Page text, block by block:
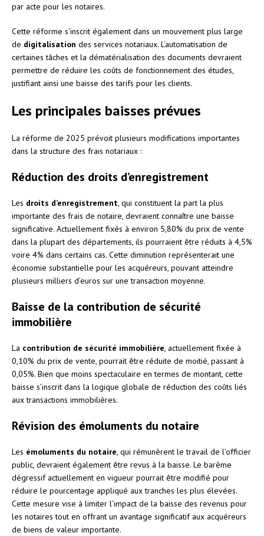
par acte pour les notaires.
Cette réforme s’inscrit également dans un mouvement plus large
de digitalisation des services notariaux. L’automatisation de
certaines tâches et la dématérialisation des documents devraient
permettre de réduire les coûts de fonctionnement des études,
justifiant ainsi une baisse des tarifs pour les clients.
Les principales baisses prévues
La réforme de 2025 prévoit plusieurs modifications importantes
dans la structure des frais notariaux :
Réduction des droits d’enregistrement
Les droits d’enregistrement , qui constituent la part la plus
importante des frais de notaire, devraient connaître une baisse
significative. Actuellement fixés à environ 5,80% du prix de vente
dans la plupart des départements, ils pourraient être réduits à 4,5%
voire 4% dans certains cas. Cette diminution représenterait une
économie substantielle pour les acquéreurs, pouvant atteindre
plusieurs milliers d’euros sur une transaction moyenne.
Baisse de la contribution de sécurité
immobilière
La contribution de sécurité immobilière , actuellement fixée à
0,10% du prix de vente, pourrait être réduite de moitié, passant à
0,05%. Bien que moins spectaculaire en termes de montant, cette
baisse s’inscrit dans la logique globale de réduction des coûts liés
aux transactions immobilières.
Révision des émoluments du notaire
Les émoluments du notaire , qui rémunèrent le travail de l’officier
public, devraient également être revus à la baisse. Le barème
dégressif actuellement en vigueur pourrait être modifié pour
réduire le pourcentage appliqué aux tranches les plus élevées.
Cette mesure vise à limiter l’impact de la baisse des revenus pour
les notaires tout en offrant un avantage significatif aux acquéreurs
de biens de valeur importante.